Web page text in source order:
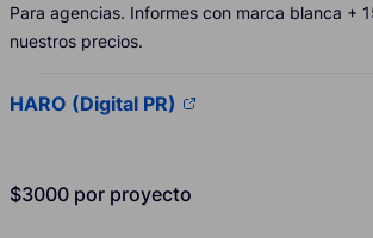
Para agencias. Informes con marca blanca +
nuestros precios.
HARO (Digital PR)
$3000 por proyecto